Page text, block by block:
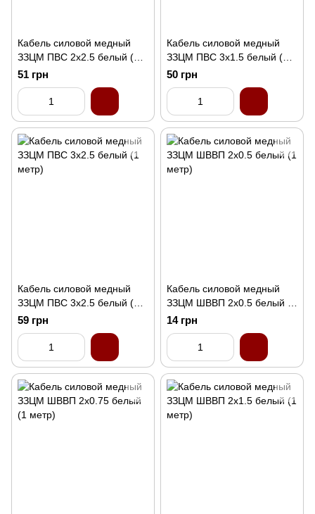
Кабель силовой медный
ЗЗЦМ ПВС 2x2.5 белый (1
метр)
51 грн
Кабель силовой медный
ЗЗЦМ ПВС 3x1.5 белый (1
метр)
50 грн
Кабель силовой медный
ЗЗЦМ ПВС 3x2.5 белый (1
метр)
59 грн
Кабель силовой медный
ЗЗЦМ ШВВП 2x0.5 белый (1
метр)
14 грн